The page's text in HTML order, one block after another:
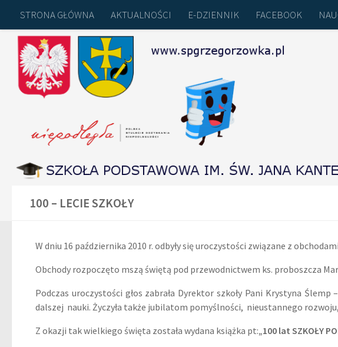
Przejdź do treści
STRONA GŁÓWNA AKTUALNOŚCI E-DZIENNIK FACEBOOK
KONTAKT FINANSE
100 – LECIE SZKOŁY
W dniu 16 października 2010 r. odbyły się uroczystości związane z
Obchody rozpoczęto mszą świętą pod przewodnictwem ks. proboszcza
Podczas uroczystości głos zabrała Dyrektor szkoły Pani Krystyna
dalszej nauki. Życzyła także jubilatom pomyślności, nieustannego
Z okazji tak wielkiego święta została wydana książka pt:„100 lat SZKOŁY